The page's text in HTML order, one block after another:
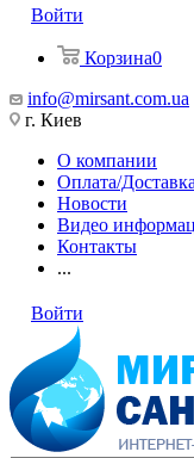
Войти
Корзина0
info@mirsant.com.ua
г. Киев
О компании
Оплата/Доставка
Новости
Видео
Контакты
...
Войти